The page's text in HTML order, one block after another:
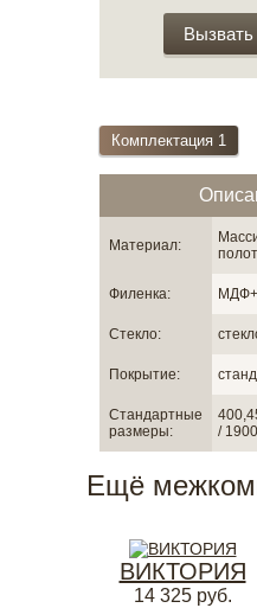
Комплектация 1
Материал:
Филенка:
Стекло:
Покрытие:
Стандартные
размеры:
/
Ещё
ВИКТОРИЯ
14 325 руб.